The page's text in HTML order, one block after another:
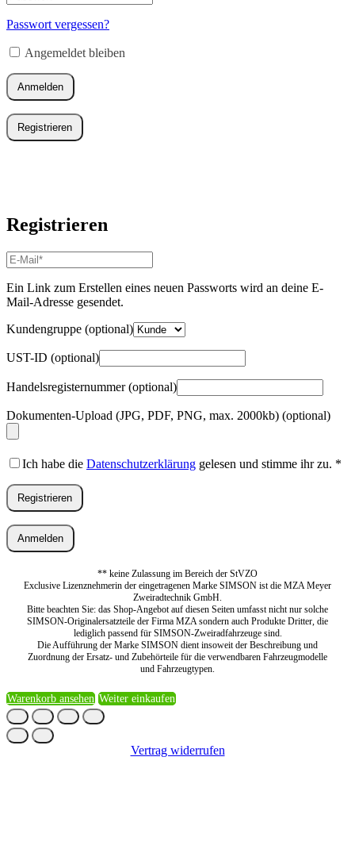
Mail-
Adresse*
Erforderlich
Passwort vergessen?
Angemeldet bleiben
Anmelden
Registrieren
Registrieren
E-
Mail-
Adresse*
Erforderlich
Ein Link zum Erstellen eines neuen Passworts wird an deine E-
Mail-Adresse gesendet.
Kundengruppe (optional)
UST-ID (optional)
Handelsregisternummer(optional)
Dokumenten-Upload (JPG, PDF, PNG, max. 2000kb) (optional)
Ich habe die Datenschutzerklärung gelesen und stimme ihr zu. *
Registrieren
Anmelden
** keine Zulassung im Bereich der StVZO
Exclusive Lizenznehmerin der eingetragenen Marke SIMSON ist die MZA Meyer
Zweiradtechnik GmbH.
Bitte beachten Sie: das Shop-Angebot auf diesen Seiten umfasst nicht nur solche
SIMSON-Originalersatzteile der Firma MZA sondern auch Produkte Dritter, die
lediglich passend für SIMSON-Zweiradfahrzeuge sind.
Die Aufführung der Marke SIMSON dient insoweit der Beschreibung und
Zuordnung der Ersatz- und Zubehörteile für die verwendbaren Fahrzeugmodelle
und Fahrzeugtypen.
Warenkorb ansehen Weiter einkaufen
Vertrag widerrufen